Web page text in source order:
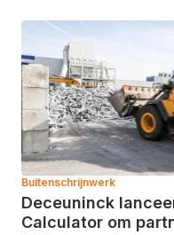
Buitenschrijnwerk
Deceuninck
Calculator om